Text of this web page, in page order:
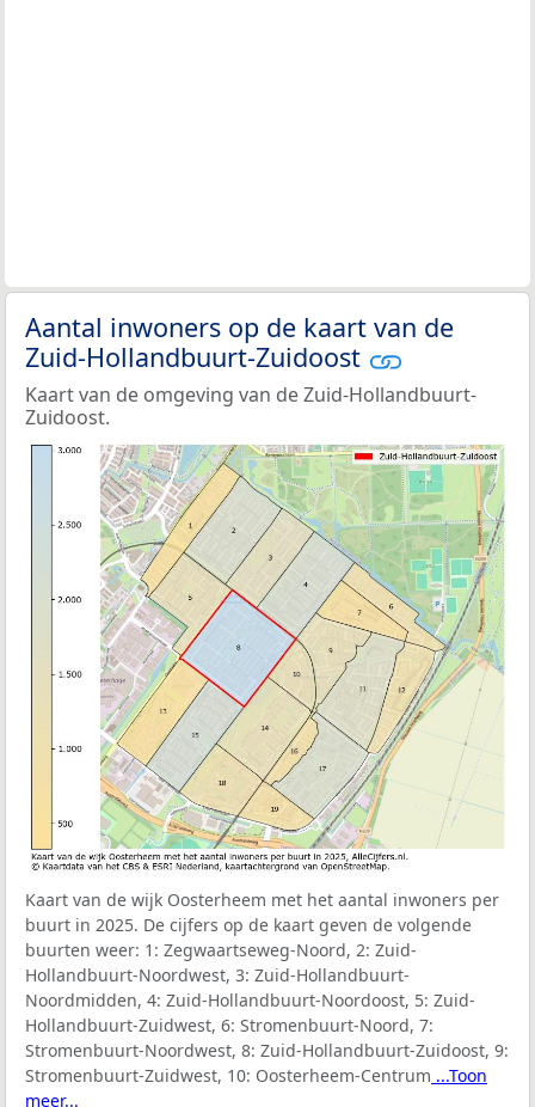
Aantal inwoners op de kaart van de
Zuid-Hollandbuurt-Zuidoost
Kaart van de omgeving van de Zuid-Hollandbuurt-
Zuidoost.
Kaart van de wijk Oosterheem met het aantal inwoners per
buurt in 2025. De cijfers op de kaart geven de volgende
buurten weer: 1: Zegwaartseweg-Noord, 2: Zuid-
Hollandbuurt-Noordwest, 3: Zuid-Hollandbuurt-
Noordmidden, 4: Zuid-Hollandbuurt-Noordoost, 5: Zuid-
Hollandbuurt-Zuidwest, 6: Stromenbuurt-Noord, 7:
Stromenbuurt-Noordwest, 8: Zuid-Hollandbuurt-Zuidoost, 9:
Stromenbuurt-Zuidwest, 10: Oosterheem-Centrum ...Toon
meer...